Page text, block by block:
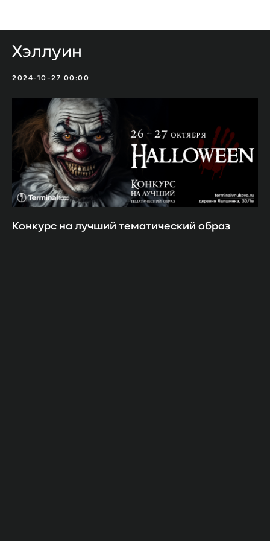
Хэллуин
2024-10-27 00:00
Конкурс на лучший тематический образ